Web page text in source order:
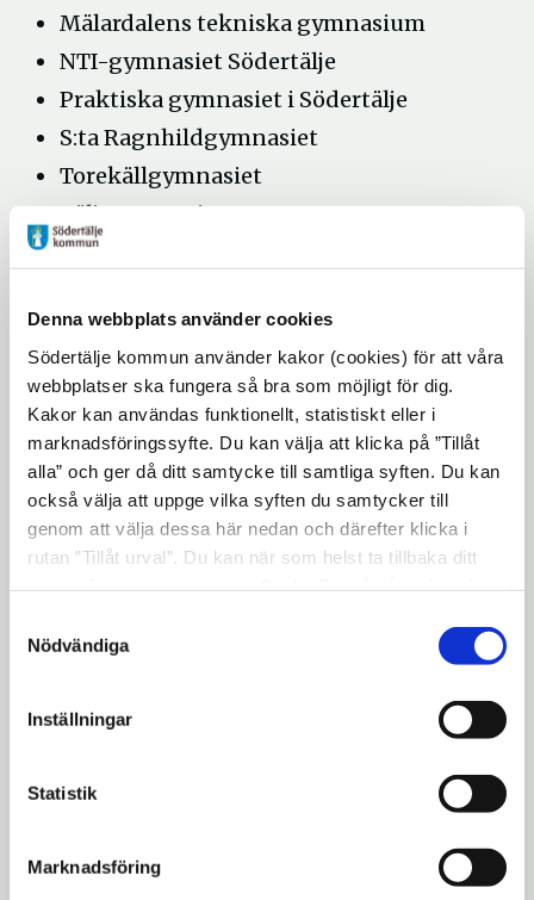
Denna webbplats använder cookies
Södertälje kommun använder kakor (cookies) för att våra
webbplatser ska fungera så bra som möjligt för dig.
Kakor kan användas funktionellt, statistiskt eller i
marknadsföringssyfte. Du kan välja att klicka på ”Tillåt
alla” och ger då ditt samtycke till samtliga syften. Du kan
också välja att uppge vilka syften du samtycker till
genom att välja dessa här nedan och därefter klicka i
rutan ”Tillåt urval”. Du kan när som helst ta tillbaka ditt
"Visa detaljer" kan du läsa om hur kakorna används och
hur vi och våra leverantörer inhämtar och behandlar
Nödvändiga
Inställningar
Statistik
Marknadsföring
Mälardalens tekniska gymnasium
NTI-gymnasiet Södertälje
Praktiska gymnasiet i Södertälje
S:ta Ragnhildgymnasiet
Torekällgymnasiet
Täljegymnasiet
Vackstanäsgymnasiet
Örjangymnasiet
Läs om de olika skolorna och de program
som erbjuds i Gymnasiekatalogen.
Träffa också representanter från nationell
idrottsutbildning (NIU),
branschorganisationer och företrädare för
vård- och omsorgsorganisationer.
omsorgsutbildningen som startar hösten
Läs om den nya maskinförarutbildningen
Torekällgymnasiet.
Den 23 november klockan 16–19 är det